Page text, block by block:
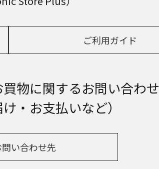
ご利用ガイド
買物に関するお問い合わせ
・お支払いなど）
問い合わせ先